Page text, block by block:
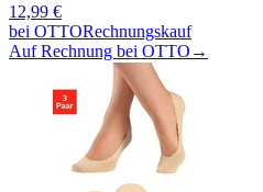
12,99 €
bei OTTORechnungskauf
Auf Rechnung bei OTTO →